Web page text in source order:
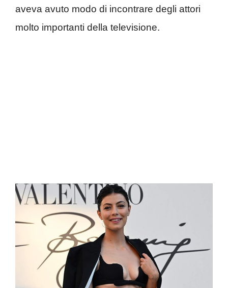
aveva avuto modo di incontrare degli attori
molto importanti della televisione.